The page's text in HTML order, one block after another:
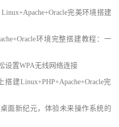
完美环境搭建
环境完整搭建教程：一
设置WPA无线网络连接
建Linux+PHP+Apache+Oracle完
面新纪元，体验未来操作系统的